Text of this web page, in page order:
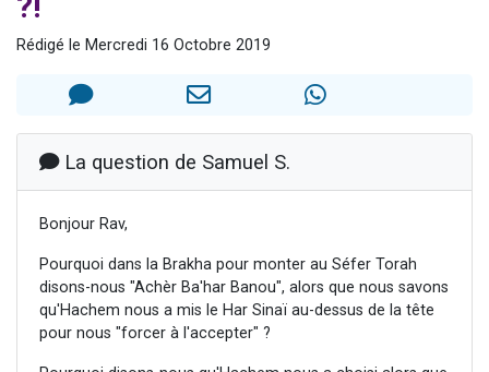
30 personnes viennent de faire un don pour Sauvez la jambe de Yohan
Il reste 49 places pour étudier en groupe sur Zoom
Rédigé le Mercredi 16 Octobre 2019
La question de Samuel S.
Bonjour Rav,
Pourquoi dans la Brakha pour monter au Séfer Torah
disons-nous "Achèr Ba'har Banou", alors que nous savons
qu'Hachem nous a mis le Har Sinaï au-dessus de la tête
pour nous "forcer à l'accepter" ?